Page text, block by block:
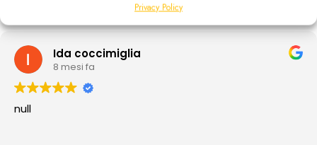
Privacy Policy
Ida coccimiglia
8 mesi fa
null